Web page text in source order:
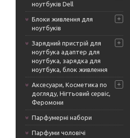
ноутбуків Dell
Блоки живлення для
ноутбуків
Зарядний пристрій для
ноутбука адаптер для
ноутбука, зарядка для
ноутбука, блок живлення
Аксесуари, Косметика по
догляду, Нігтьовий сервіс,
Феромони
Парфумерні набори
Парфуми чоловічі